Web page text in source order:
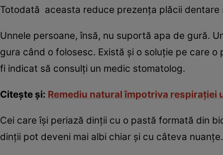
Totodată aceasta reduce prezenţa plăcii
Unnele persoane, însă, nu suportă apa de gură.
gura când o folosesc. Există şi o soluţie pe care
fi indicat să consulţi un medic stomatolog.
Citeşte şi: Remediu natural împotriva respiraţiei
Cei care îşi periază dinţii cu o pastă formată din
dinţii pot deveni mai albi chiar şi cu câteva nuanţe.